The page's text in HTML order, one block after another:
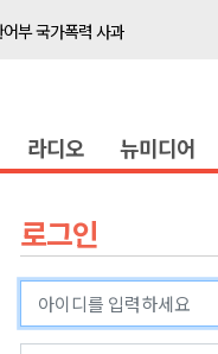
부 국가폭력 사과
강릉시 초청 특별 강연
장 춘천 유치 건의
회 개최
시급
이상 387명 인사
라디오 뉴미디어
로그인